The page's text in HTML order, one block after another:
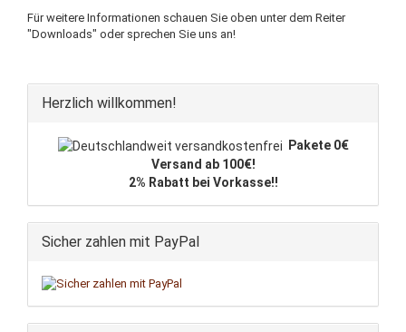
Für weitere Informationen schauen Sie oben unter dem Reiter
"Downloads" oder sprechen Sie uns an!
Herzlich willkommen!
Pakete 0€
Versand ab 100€!
2% Rabatt bei Vorkasse!!
Sicher zahlen mit PayPal